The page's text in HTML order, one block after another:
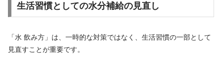
生活習慣としての水分補給の見直し
「水 飲み方」は、一時的な対策ではなく、生活習慣の一部として
見直すことが重要です。